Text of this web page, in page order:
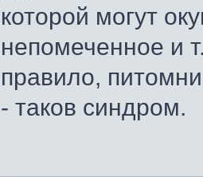
которой могут
непомеченное и
правило,
- таков синдром.